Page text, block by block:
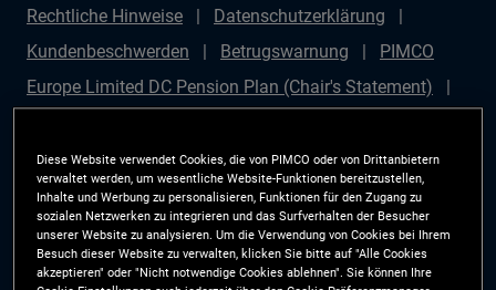
Rechtliche Hinweise
Datenschutzerklärung
Kundenbeschwerden
Betrugswarnung
PIMCO
Europe Limited DC Pension Plan (Chair's Statement)
Investment Principles (SIP))
Sustainable Finance
Disclosures Regulation (SFDR)
PIMCO Europe
Limited DC Pension Plan (Implementation Statement)
PAI Disclosure
Anlegerrechte
Site Map
Diese Website verwendet Cookies, die von PIMCO oder von Drittanbietern
verwaltet werden, um wesentliche Website-Funktionen bereitzustellen,
Inhalte und Werbung zu personalisieren, Funktionen für den Zugang zu
sozialen Netzwerken zu integrieren und das Surfverhalten der Besucher
unserer Website zu analysieren. Um die Verwendung von Cookies bei Ihrem
Besuch dieser Website zu verwalten, klicken Sie bitte auf "Alle Cookies
akzeptieren" oder "Nicht notwendige Cookies ablehnen". Sie können Ihre